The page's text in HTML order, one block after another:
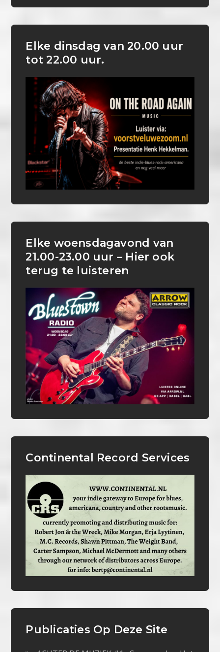
Elke dinsdag van 20.00 uur
tot 22.00 uur.
Elke woensdagavond van
21.00-23.00 uur – Hier ook
terug te luisteren
Continental Record Services
Publicaties Op Deze Site